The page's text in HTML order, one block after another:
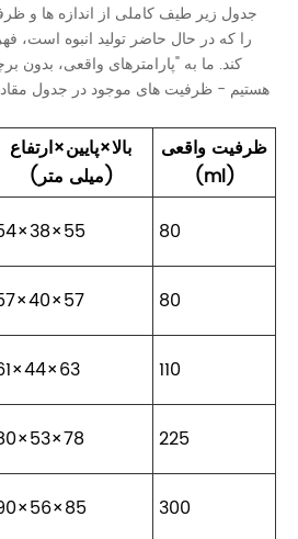
جدول زیر طیف کاملی از اندازه ها و
کند. ما به "پارامترهای واقعی، بدون
هستیم - ظرفیت های موجود در جدول
بالا×پایین×ارتفاع
(میلی متر)
ظرفیت واقعی
(ml)
80
80
110
225
300